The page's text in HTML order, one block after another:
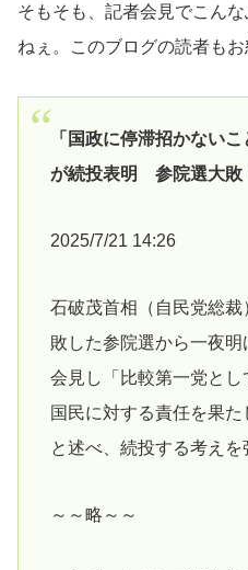
そもそも、記者会見でこん
ねぇ。このブログの読者もお
「国政に停滞招かない
が続投表明 参院選大敗
2025/7/21 14:26
石破茂首相（自民党総
敗した参院選から一夜
会見し「比較第一党と
国民に対する責任を果た
と述べ、続投する考えを
～～略～～